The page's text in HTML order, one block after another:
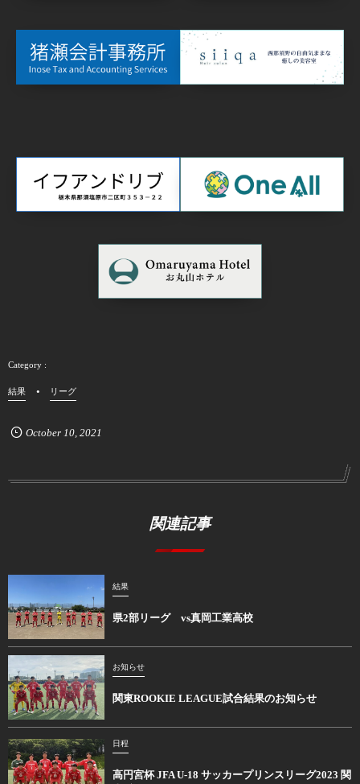
結果 リーグ
October 10, 2021
関連記事
結果
県2部リーグ vs真岡工業高校
お知らせ
関東ROOKIE LEAGUE試合結果のお知らせ
日程
高円宮杯 JFA U-18 サッカープリンスリーグ2023 関